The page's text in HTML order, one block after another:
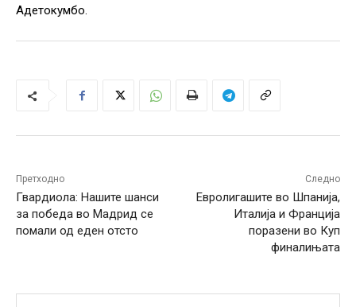
Адетокумбо.
Претходно
Гвардиола: Нашите шанси
за победа во Мадрид се
помали од еден отсто
Следно
Евролигашите во Шпанија,
Италија и Франција
поразени во Куп
финалињата